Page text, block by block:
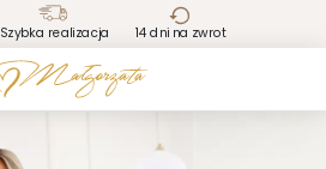
Szybka realizacja 14 dni na zwrot